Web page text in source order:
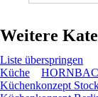
Weitere
Liste überspringen
Küche
Küchenkonzept